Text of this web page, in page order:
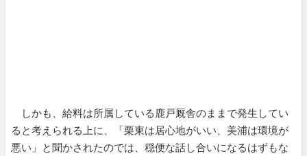
しかも、給料は所属している鹿戸厩舎のままで発生してい
ると考えられる上に、「栗東は居心地がいい、美浦は環境が
悪い」と聞かされたのでは、穏便な話し合いになるはずもな